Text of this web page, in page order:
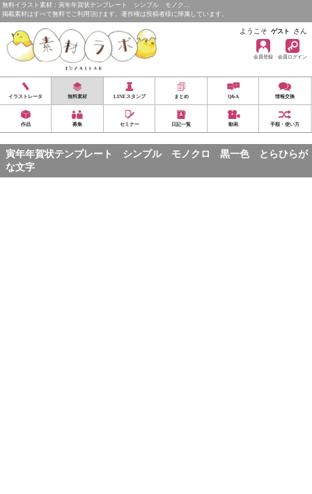
無料イラスト素材：寅年年賀状テンプレート シンプル モノク…
掲載素材はすべて無料でご利用頂けます。著作権は投稿者様に帰属しています。
ようこそ ゲスト さん
会員登録 会員ログイン
イラストレータ 無料素材 LINEスタンプ まとめ Q&A 情報交換
作品 募集 セミナー 日記一覧 動画 手順・使い方
寅年年賀状テンプレート シンプル モノクロ 黒一色 とらひらが
な文字